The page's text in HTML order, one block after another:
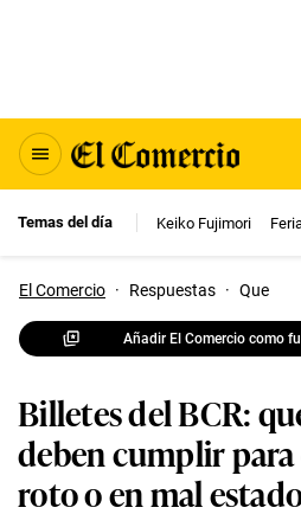
Temas del día Keiko Fujimori
El Comercio · Respuestas · Que
Añadir El Comercio como
Billetes del BCR:
deben cumplir
roto o en mal